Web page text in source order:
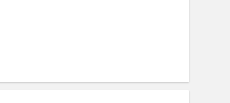
mostrar caminhos simples
importa se você tá